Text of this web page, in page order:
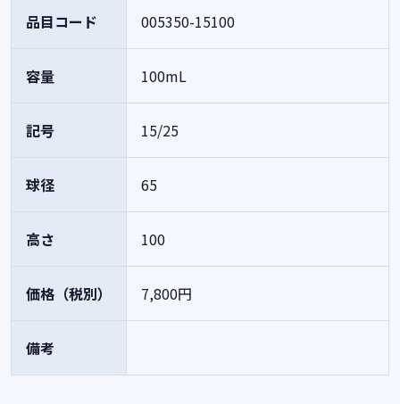
品目コード 005350-15100
容量 100mL
記号 15/25
球径 65
高さ 100
価格（税別） 7,800円
備考